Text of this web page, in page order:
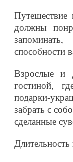
должны
способности
Взрослые и
гостиной,
подарки-
забрать с
сделанные